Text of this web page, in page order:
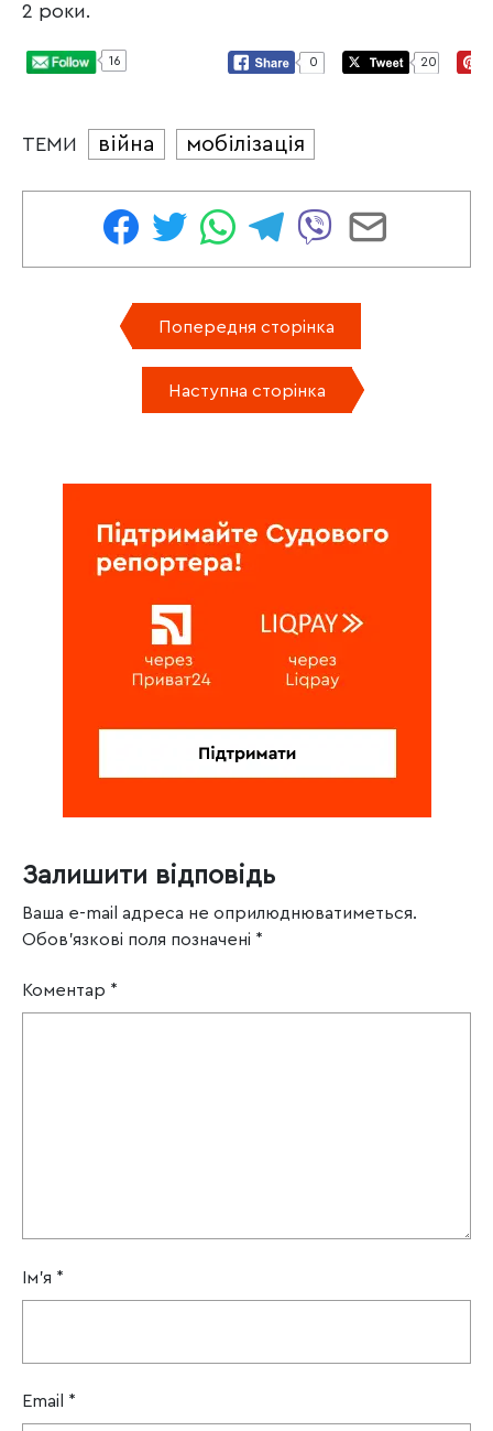
2 роки.
16 0 20
ТЕМИ війна мобілізація
Попередня сторінка
Наступна сторінка
Залишити відповідь
Ваша e-mail адреса не оприлюднюватиметься.
Обов’язкові поля позначені *
Коментар *
Ім'я *
Email *